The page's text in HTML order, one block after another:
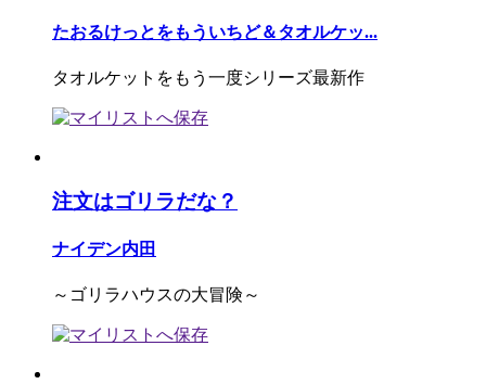
たおるけっとをもういちど＆タオルケッ...
タオルケットをもう一度シリーズ最新作
注文はゴリラだな？
ナイデン内田
～ゴリラハウスの大冒険～